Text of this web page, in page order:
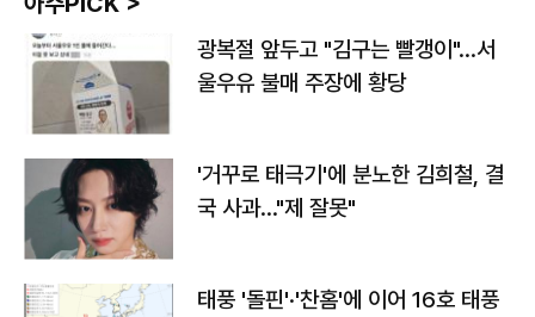
광복절 앞두고 "김구는 빨갱이"…서
울우유 불매 주장에 황당
'거꾸로 태극기'에 분노한 김희철, 결
국 사과…"제 잘못"
태풍 '돌핀'·'찬홈'에 이어 16호 태풍